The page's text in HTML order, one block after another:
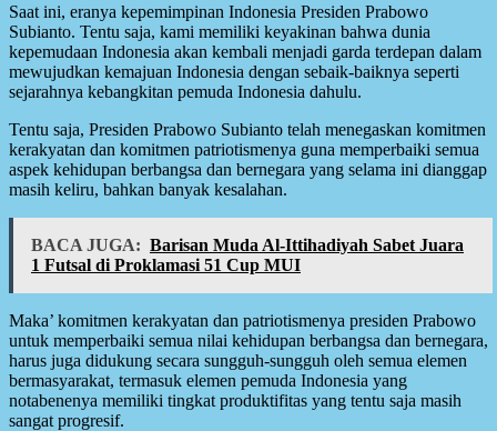
Saat ini, eranya kepemimpinan Indonesia Presiden Prabowo
Subianto. Tentu saja, kami memiliki keyakinan bahwa dunia
kepemudaan Indonesia akan kembali menjadi garda terdepan dalam
mewujudkan kemajuan Indonesia dengan sebaik-baiknya seperti
sejarahnya kebangkitan pemuda Indonesia dahulu.
Tentu saja, Presiden Prabowo Subianto telah menegaskan komitmen
kerakyatan dan komitmen patriotismenya guna memperbaiki semua
aspek kehidupan berbangsa dan bernegara yang selama ini dianggap
masih keliru, bahkan banyak kesalahan.
BACA JUGA: Barisan Muda Al-Ittihadiyah Sabet Juara
1 Futsal di Proklamasi 51 Cup MUI
Maka’ komitmen kerakyatan dan patriotismenya presiden Prabowo
untuk memperbaiki semua nilai kehidupan berbangsa dan bernegara,
harus juga didukung secara sungguh-sungguh oleh semua elemen
bermasyarakat, termasuk elemen pemuda Indonesia yang
notabenenya memiliki tingkat produktifitas yang tentu saja masih
sangat progresif.